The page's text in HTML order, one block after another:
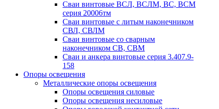
Сваи винтовые ВСЛ, ВСЛМ, ВС, ВСМ
серия 20006тм
Сваи винтовые с литым наконечником
СВЛ, СВЛМ
Сваи винтовые со сварным
наконечником СВ, СВМ
Сваи и анкера винтовые серия 3.407.9-
158
Опоры освещения
Металлические опоры освещения
Опоры освещения силовые
Опоры освещения несиловые